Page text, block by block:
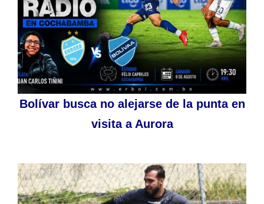
Bolívar busca no alejarse de la punta en
visita a Aurora